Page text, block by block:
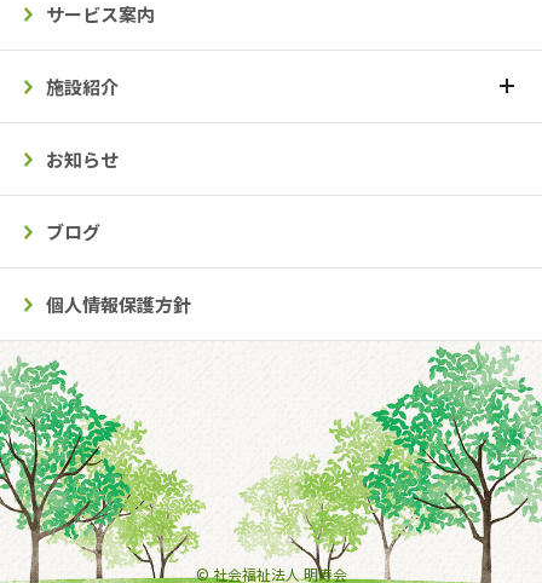
サービス案内
施設紹介
お知らせ
ブログ
個人情報保護方針
© 社会福祉法人 明寿会